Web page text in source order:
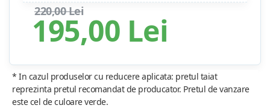
195,00 Lei
220,00 Lei
* In cazul produselor cu reducere aplicata: pretul taiat
reprezinta pretul recomandat de producator. Pretul de vanzare
este cel de culoare verde.